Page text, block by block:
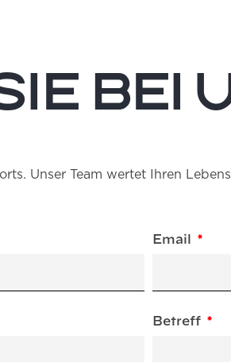
bei
Unser Team wertet Ihren
Email
Betreff